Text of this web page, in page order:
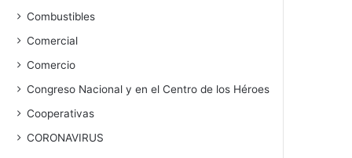
Combustibles
Comercial
Comercio
Congreso Nacional y en el Centro de los Héroes
Cooperativas
CORONAVIRUS